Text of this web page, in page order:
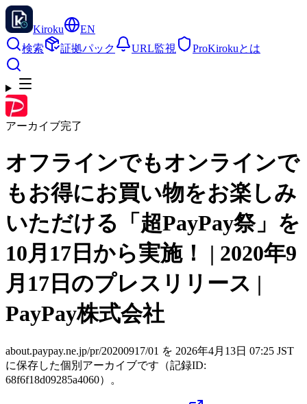
Kiroku
EN
検索
証拠パック URL監視 ProKirokuとは
アーカイブ完了
オフラインでもオンラインで
もお得にお買い物をお楽しみ
いただける「超PayPay祭」を
10月17日から実施！ | 2020年9
月17日のプレスリリース |
PayPay株式会社
about.paypay.ne.jp/pr/20200917/01 を 2026年4月13日 07:25 JST
に保存した個別アーカイブです（記録ID:
68f6f18d09285a4060）。